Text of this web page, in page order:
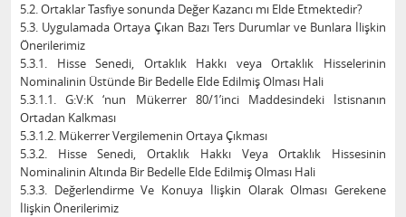
5.2. Ortaklar Tasfiye sonunda Değer Kazancı mı Elde Etmektedir?
5.3. Uygulamada Ortaya Çıkan Bazı Ters Durumlar ve Bunlara İlişkin
Önerilerimiz
5.3.1. Hisse Senedi, Ortaklık Hakkı veya Ortaklık Hisselerinin
Nominalinin Üstünde Bir Bedelle Elde Edilmiş Olması Hali
5.3.1.1. G:V:K ‘nun Mükerrer 80/1’inci Maddesindeki İstisnanın
Ortadan Kalkması
5.3.1.2. Mükerrer Vergilemenin Ortaya Çıkması
5.3.2. Hisse Senedi, Ortaklık Hakkı Veya Ortaklık Hissesinin
Nominalinin Altında Bir Bedelle Elde Edilmiş Olması Hali
5.3.3. Değerlendirme Ve Konuya İlişkin Olarak Olması Gerekene
İlişkin Önerilerimiz